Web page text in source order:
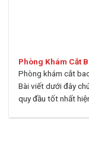
Phòng Khám Cắt
Phòng khám cắt
Bài viết dưới đây
quy đầu tốt nhất